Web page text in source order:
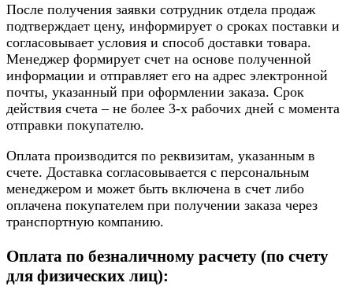
После получения заявки сотрудник отдела продаж
подтверждает цену, информирует о сроках поставки и
согласовывает условия и способ доставки товара.
Менеджер формирует счет на основе полученной
информации и отправляет его на адрес электронной
почты, указанный при оформлении заказа. Срок
действия счета – не более 3-х рабочих дней с момента
отправки покупателю.
Оплата производится по реквизитам, указанным в
счете. Доставка согласовывается с персональным
менеджером и может быть включена в счет либо
оплачена покупателем при получении заказа через
транспортную компанию.
Оплата по безналичному расчету (по счету
для физических лиц):